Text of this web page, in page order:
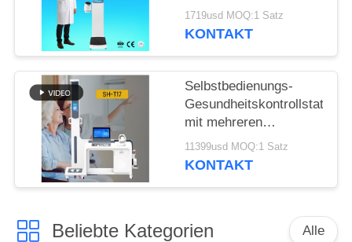
Blutdruckmessgerät
mit Thermodrucker
1719usd MOQ:1 Satz
KONTAKT
Selbstbedienungs-
Gesundheitskontrollstation
mit mehreren
Funktionen, BMI-
Blutdruck-Kiosk, Gerät
11399usd MOQ:1 Satz
KONTAKT
Beliebte Kategorien Alle